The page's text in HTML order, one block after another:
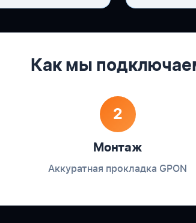
Как мы
2
Монтаж
Аккуратная прокладка GPON